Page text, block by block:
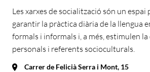
Les xarxes de socialització són un
garantir la pràctica diària de la llengua
formals i informals i, a més, estimulen
personals i referents socioculturals.
Carrer de Felicià Serra i Mont, 15